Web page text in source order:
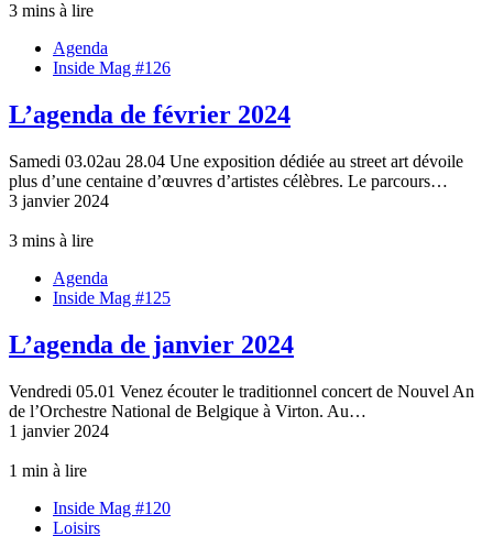
3 mins à lire
Agenda
Inside Mag #126
L’agenda de février 2024
Samedi 03.02au 28.04 Une exposition dédiée au street art dévoile
plus d’une centaine d’œuvres d’artistes célèbres. Le parcours…
3 janvier 2024
3 mins à lire
Agenda
Inside Mag #125
L’agenda de janvier 2024
Vendredi 05.01 Venez écouter le traditionnel concert de Nouvel An
de l’Orchestre National de Belgique à Virton. Au…
1 janvier 2024
1 min à lire
Inside Mag #120
Loisirs